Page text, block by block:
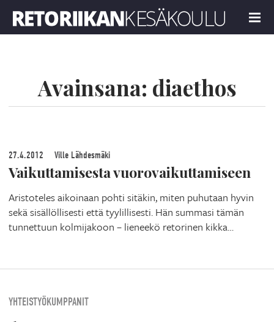
MENU
Avainsana: diaethos
27.4.2012 Ville Lähdesmäki
Vaikuttamisesta vuorovaikuttamiseen
Aristoteles aikoinaan pohti sitäkin, miten puhutaan hyvin
sekä sisällöllisesti että tyylillisesti. Hän summasi tämän
tunnettuun kolmijakoon – lieneekö retorinen kikka…
YHTEISTYÖKUMPPANIT